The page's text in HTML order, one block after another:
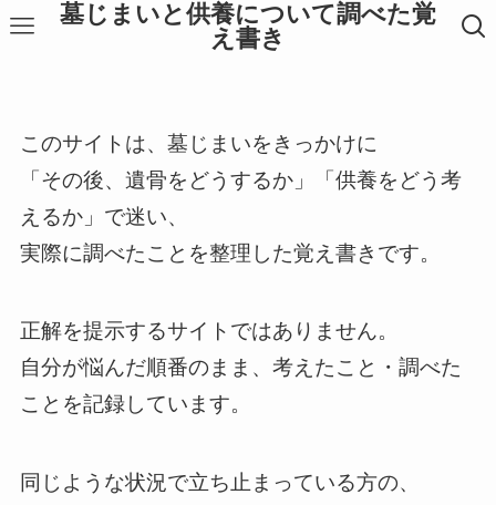
墓じまいと供養について調べた覚
え書き
このサイトは、墓じまいをきっかけに
「その後、遺骨をどうするか」「供養をどう考
えるか」で迷い、
実際に調べたことを整理した覚え書きです。
正解を提示するサイトではありません。
自分が悩んだ順番のまま、考えたこと・調べた
ことを記録しています。
同じような状況で立ち止まっている方の、